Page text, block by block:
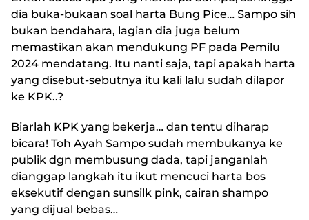
dia buka-bukaan soal harta Bung Pice… Sampo sih
bukan bendahara, lagian dia juga belum
memastikan akan mendukung PF pada Pemilu
2024 mendatang. Itu nanti saja, tapi apakah harta
yang disebut-sebutnya itu kali lalu sudah dilapor
ke KPK..?
Biarlah KPK yang bekerja… dan tentu diharap
bicara! Toh Ayah Sampo sudah membukanya ke
publik dgn membusung dada, tapi janganlah
dianggap langkah itu ikut mencuci harta bos
eksekutif dengan sunsilk pink, cairan shampo
yang dijual bebas…